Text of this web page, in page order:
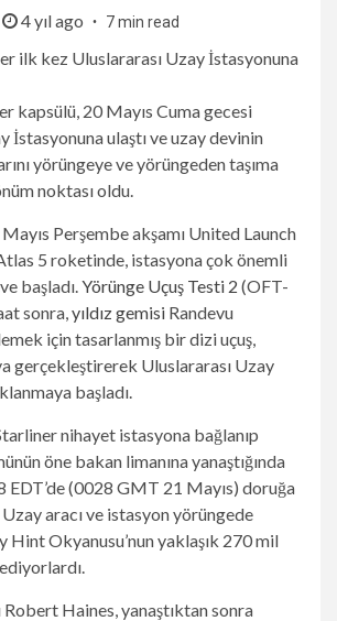
4 yıl ago 7 min read
kapsülü, 20 Mayıs Cuma gecesi
İstasyonuna ulaştı ve uzay devinin
yörüngeye ve yörüngeden taşıma
noktası oldu.
Perşembe akşamı United Launch
5 roketinde, istasyona çok önemli
başladı.Yörünge Uçuş Testi 2 (OFT-
sonra,yıldız gemisi Randevu
için tasarlanmış bir dizi uçuş,
gerçekleştirerek Uluslararası Uzay
başladı.
nihayet istasyona bağlanıp
öne bakan limanına yanaştığında
EDT’de (0028 GMT 21 Mayıs) doruğa
Uzay aracı ve istasyon yörüngede
Hint Okyanusu’nun yaklaşık 270 mil
Haines, yanaştıktan sonra